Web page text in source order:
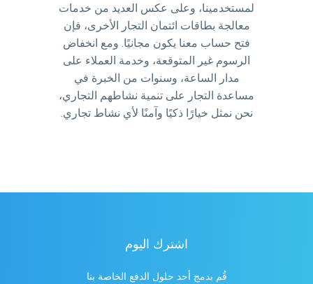
لمستخدمينا، وعلى عكس العديد من خدمات
معالجة بطاقات ائتمان التجار الأخرى، فإن
فتح حساب معنا يكون مجانيًا. ومع انخفاض
الرسوم غير المتوقعة، وخدمة العملاء على
مدار الساعة، وسنوات من الخبرة في
مساعدة التجار على تنمية نشاطهم التجاري،
نحن نمثل خيارًا ذكيًا وآمنًا لأي نشاط تجاري.
اشترك اليوم
قُم بدمج أحد حلول الدفع الخاصة بنا